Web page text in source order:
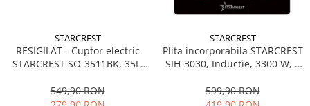
STARCREST
RESIGILAT - Cuptor electric
STARCREST SO-3511BK, 35L,
Programe predefinite,
Interfata digitala, Negru
549,90 RON
STARCREST
Plita incorporabila STARCREST
SIH-3030, Inductie, 3300 W, 2
putere, Touch control, Timer,
Sticla Neagra
599,90 RON